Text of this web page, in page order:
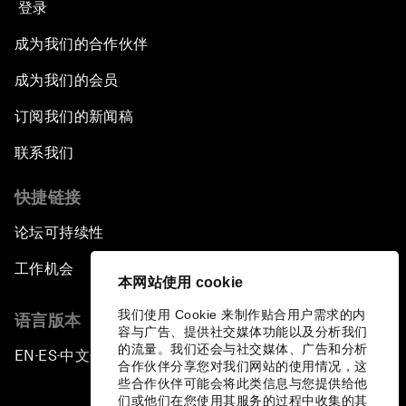
本网站使用 cookie
我们使用 Cookie 来制作贴合用户需求的内
容与广告、提供社交媒体功能以及分析我们
的流量。我们还会与社交媒体、广告和分析
合作伙伴分享您对我们网站的使用情况，这
些合作伙伴可能会将此类信息与您提供给他
们或他们在您使用其服务的过程中收集的其
登录
成为我们的合作伙伴
成为我们的会员
订阅我们的新闻稿
联系我们
快捷链接
论坛可持续性
工作机会
语言版本
EN ▪ES▪中文▪ 日本語